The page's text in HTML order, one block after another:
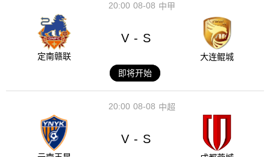
08-08
20:00 中甲
定南赣联
V - S
大连鲲城
即将开始
08-08
20:00 中超
V - S